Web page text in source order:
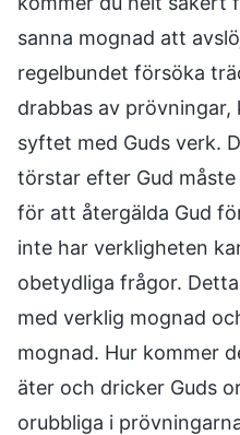
sanna mognad att
regelbundet försöka
drabbas av
syftet med Guds verk.
törstar efter Gud
för att återgälda Gud
inte har verkligheten
obetydliga frågor.
med verklig mognad
mognad. Hur kommer
äter och dricker Guds
orubbliga i